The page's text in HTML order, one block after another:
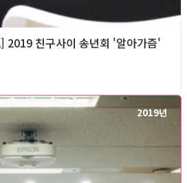
친구사이 송년회 '알아가즘'
2019년